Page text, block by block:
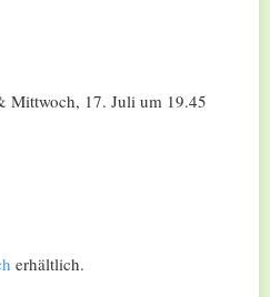
Mittwoch, 17. Juli um 19.45
erhältlich.